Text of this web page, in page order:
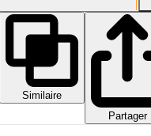
Similaire
Partager